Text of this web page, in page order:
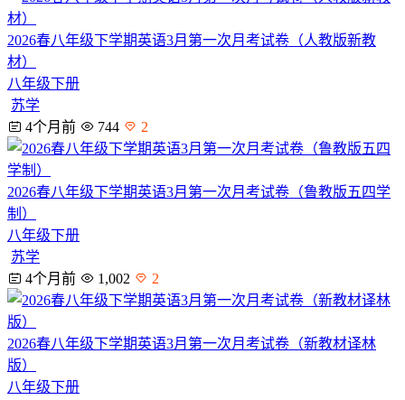
2026春八年级下学期英语3月第一次月考试卷（人教版新教
材）
八年级下册
苏学
4个月前
744 2
2026春八年级下学期英语3月第一次月考试卷（鲁教版五四学
制）
八年级下册
苏学
4个月前
1,002 2
2026春八年级下学期英语3月第一次月考试卷（新教材译林
版）
八年级下册